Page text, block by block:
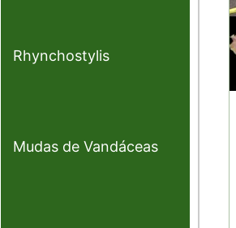
Rhynchostylis
Mudas de Vandáceas